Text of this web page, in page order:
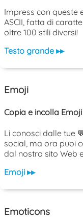
Impress con queste
ASCII, fatta di
oltre 100 stili diversi!
Testo grande ▸▸
Emoji
Copia e incolla
Li conosci dalle tue
social, ma ora puoi
dal nostro sito Web
Emoji ▸▸
Emoticons